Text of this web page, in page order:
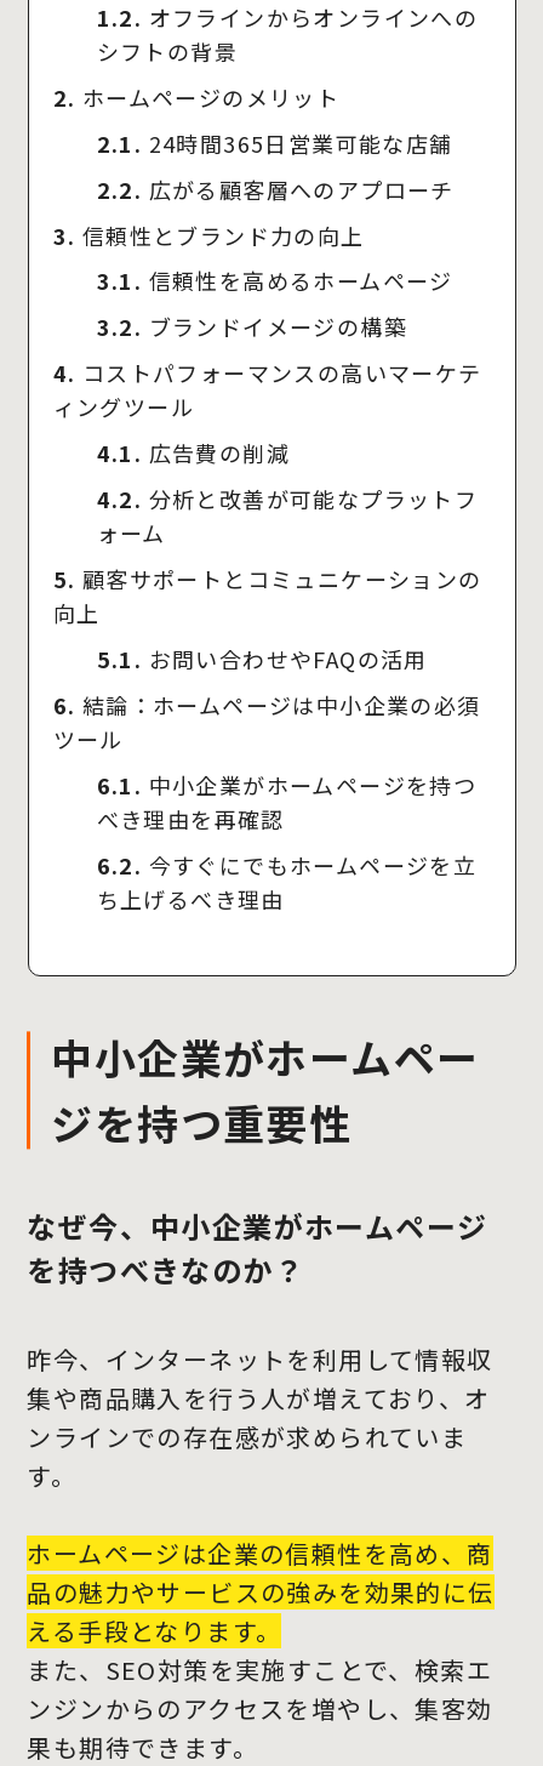
1.2. オフラインからオンラインへの
シフトの背景
2. ホームページのメリット
2.1. 24時間365日営業可能な店舗
2.2. 広がる顧客層へのアプローチ
3. 信頼性とブランド力の向上
3.1. 信頼性を高めるホームページ
3.2. ブランドイメージの構築
4. コストパフォーマンスの高いマーケテ
ィングツール
4.1. 広告費の削減
4.2. 分析と改善が可能なプラットフ
ォーム
5. 顧客サポートとコミュニケーションの
向上
5.1. お問い合わせやFAQの活用
6. 結論：ホームページは中小企業の必須
ツール
6.1. 中小企業がホームページを持つ
べき理由を再確認
6.2. 今すぐにでもホームページを立
ち上げるべき理由
中小企業がホームペー
ジを持つ重要性
なぜ今、中小企業がホームページ
を持つべきなのか？
昨今、インターネットを利用して情報収
集や商品購入を行う人が増えており、オ
ンラインでの存在感が求められていま
す。
ホームページは企業の信頼性を高め、商
品の魅力やサービスの強みを効果的に伝
える手段となります。
また、SEO対策を実施すことで、検索エ
ンジンからのアクセスを増やし、集客効
果も期待できます。